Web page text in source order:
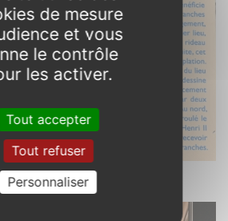
Avranches. 50
de mesure
et vous
le contrôle
les activer.
Tout accepter
Tout refuser
Personnaliser